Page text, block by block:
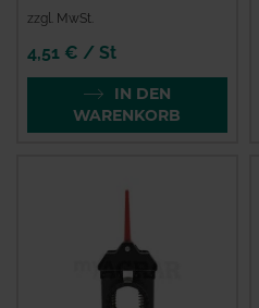
zzgl. MwSt.
4,51 € / St
IN DEN
WARENKORB